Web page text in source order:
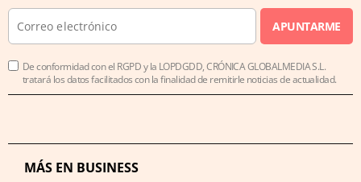
APUNTARME
De conformidad con el RGPD y la LOPDGDD, CRÓNICA GLOBALMEDIA S.L.
tratará los datos facilitados con la finalidad de remitirle noticias de actualidad.
MÁS EN BUSINESS